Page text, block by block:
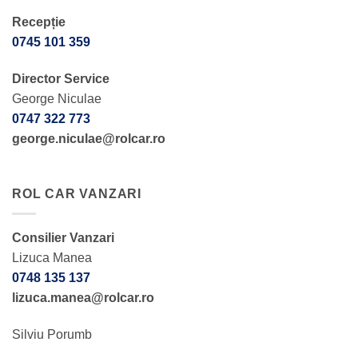
Recepție
0745 101 359
Director Service
George Niculae
0747 322 773
george.niculae@rolcar.ro
ROL CAR VANZARI
Consilier Vanzari
Lizuca Manea
0748 135 137
lizuca.manea@rolcar.ro
Silviu Porumb